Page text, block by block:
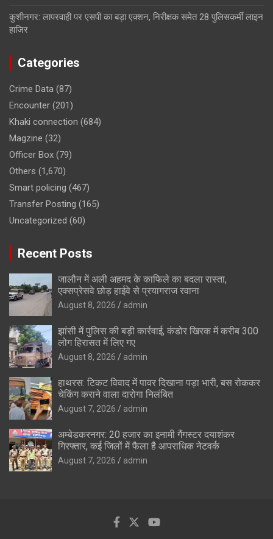
कुशीनगर: लापरवाही पर एसपी का बड़ा एक्शन, निरीक्षक समेत 28 पुलिसकर्मी लाइन
हाजिर
Categories
Crime Data (87)
Encounter (201)
Khaki connection (684)
Magzine (32)
Officer Box (79)
Others (1,670)
Smart policing (467)
Transfer Posting (165)
Uncategorized (60)
Recent Posts
जालौन में अली अहमद के काफिले का बदला रास्ता,
एक्सप्रेसवे छोड़ हाईवे से प्रयागराज रवाना
August 8, 2026 admin
झांसी में पुलिस की बड़ी कार्रवाई, कंडोर खिरक में करीब 300
लोग हिरासत में लिए गए
August 8, 2026 admin
हाथरस: टिकट विवाद में पावर दिखाना पड़ा भारी, बस रोककर
चेकिंग कराने वाला दारोगा निलंबित
August 7, 2026 admin
अम्बेडकरनगर: 20 हजार का इनामी गैंगस्टर दयाशंकर
गिरफ्तार, कई जिलों में फैला है आपराधिक नेटवर्क
August 7, 2026 admin